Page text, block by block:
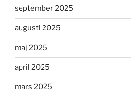
september 2025
augusti 2025
maj 2025
april 2025
mars 2025